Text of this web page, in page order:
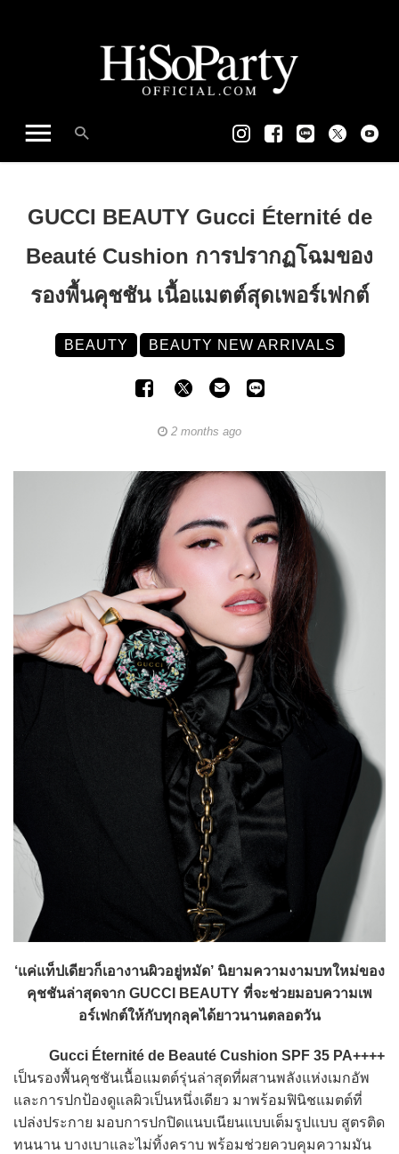
GUCCI BEAUTY Gucci Éternité de
Beauté Cushion การปรากฏโฉมของ
รองพื้นคุชชัน เนื้อแมตต์สุดเพอร์เฟกต์
BEAUTY BEAUTY NEW ARRIVALS
2 months ago
‘แค่แท็ปเดียวก็เอางานผิวอยู่หมัด’ นิยามความงามบทใหม่ของ
คุชชันล่าสุดจาก GUCCI BEAUTY ที่จะช่วยมอบความเพ
อร์เฟกต์ให้กับทุกลุคได้ยาวนานตลอดวัน
Gucci Éternité de Beauté Cushion SPF 35 PA++++
เป็นรองพื้นคุชชันเนื้อแมตต์รุ่นล่าสุดที่ผสานพลังแห่งเมกอัพ
และการปกป้องดูแลผิวเป็นหนึ่งเดียว มาพร้อมฟินิชแมตต์ที่
เปล่งประกาย มอบการปกปิดแนบเนียนแบบเต็มรูปแบบ สูตรติด
ทนนาน บางเบาและไม่ทิ้งคราบ พร้อมช่วยควบคุมความมัน